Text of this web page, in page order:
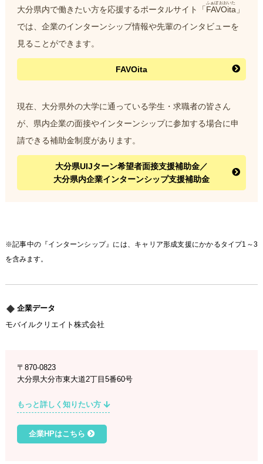
大分県内で働きたい方を応援するポータルサイト「FAVOita
ふぁぼおおいた
」
では、企業のインターンシップ情報や先輩のインタビューを
見ることができます。
FAVOita
現在、大分県外の大学に通っている学生・求職者の皆さん
が、県内企業の面接やインターンシップに参加する場合に申
請できる補助金制度があります。
大分県UIJターン希望者面接支援補助金／
大分県内企業インターンシップ支援補助金
※記事中の『インターンシップ』には、キャリア形成支援にかかるタイプ1～3
を含みます。
企業データ
モバイルクリエイト株式会社
〒870-0823
大分県大分市東大道2丁目5番60号
もっと詳しく知りたい方
企業HPはこちら